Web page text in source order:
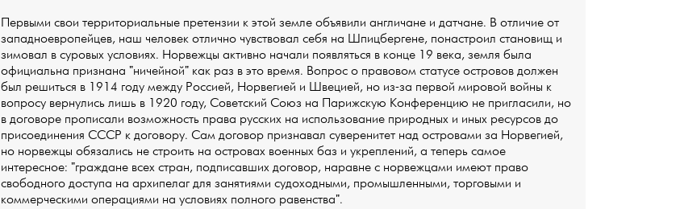
Первыми свои территориальные претензии к этой земле объявили англичане и датчане. В отличие от
западноевропейцев, наш человек отлично чувствовал себя на Шпицбергене, понастроил становищ и
зимовал в суровых условиях. Норвежцы активно начали появляться в конце 19 века, земля была
официальна признана "ничейной" как раз в это время. Вопрос о правовом статусе островов должен
был решиться в 1914 году между Россией, Норвегией и Швецией, но из-за первой мировой войны к
вопросу вернулись лишь в 1920 году, Советский Союз на Парижскую Конференцию не пригласили, но
в договоре прописали возможность права русских на использование природных и иных ресурсов до
присоединения СССР к договору. Сам договор признавал суверенитет над островами за Норвегией,
но норвежцы обязались не строить на островах военных баз и укреплений, а теперь самое
интересное: "граждане всех стран, подписавших договор, наравне с норвежцами имеют право
свободного доступа на архипелаг для занятиями судоходными, промышленными, торговыми и
коммерческими операциями на условиях полного равенства".